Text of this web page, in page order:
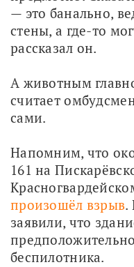
— это банально,
стены, а где-то
рассказал он.
А животным
считает
сами.
Напомним, что
161 на
произошёл взрыв.
заявили, что
беспилотника.